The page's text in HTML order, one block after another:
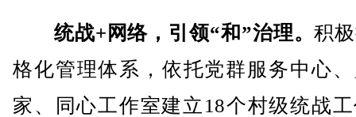
统战+网络，引领“和”治理。积
格化管理体系，依托党群服务中心
家、同心工作室建立18个村级统战